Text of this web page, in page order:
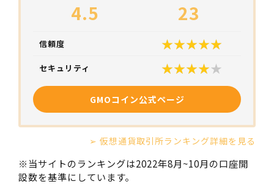
4.5 23
信頼度
セキュリティ
GMOコイン公式ページ
➢ 仮想通貨取引所ランキング詳細を見る
※当サイトのランキングは2022年8月~10月の口座開
設数を基準にしています。